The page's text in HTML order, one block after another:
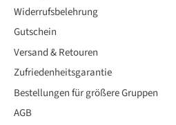
Widerrufsbelehrung
Gutschein
Versand & Retouren
Zufriedenheitsgarantie
Bestellungen für größere Gruppen
AGB